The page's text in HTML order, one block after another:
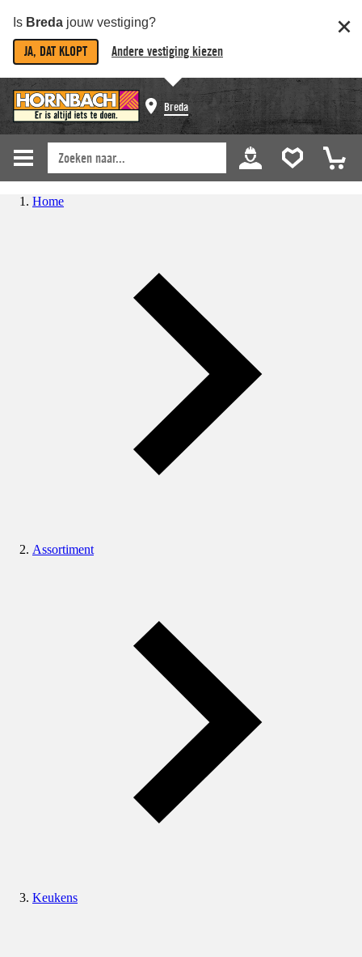
Is Breda jouw vestiging?
JA, DAT KLOPT Andere vestiging kiezen
Breda
Home
Assortiment
Keukens